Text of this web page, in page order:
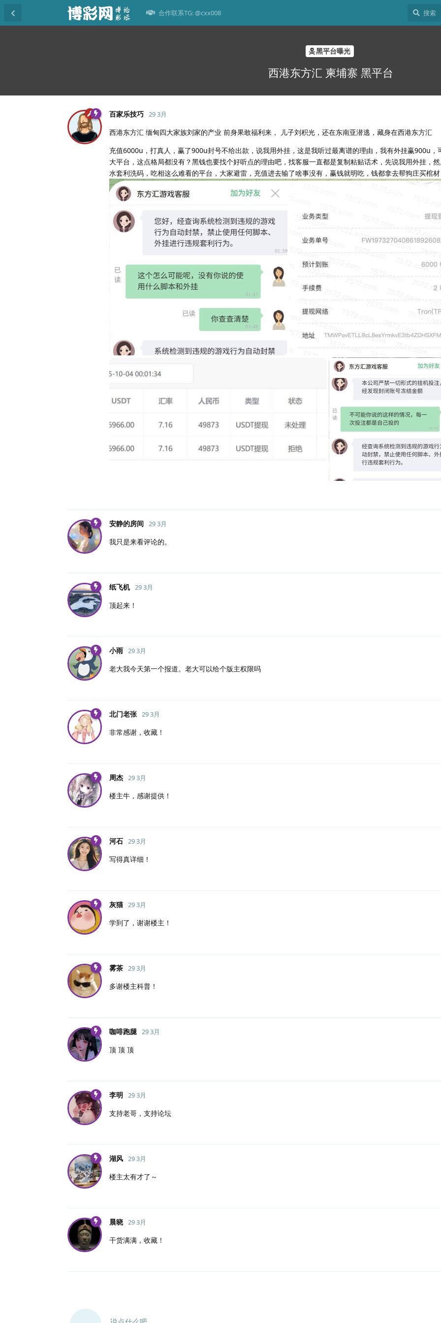
合作联系TG: @cxx008
黑平台曝光
西港东方汇 柬埔寨 黑平台
百家乐技巧 29 3月
西港东方汇 缅甸四大家族刘家的产业 前身果敢福利来， 儿子刘积光，还在东南亚潜逃，藏身在西港东方汇
充值6000u，打真人，赢了900u封号不给出款，说我用外挂，这是我听过最离谱的理由，我有外挂赢900u，
大平台，这点格局都没有？黑钱也要找个好听点的理由吧，找客服一直都是复制粘贴话术，先说我用外挂，
水套利洗码，吃相这么难看的平台，大家避雷，充值进去输了啥事没有，赢钱就明吃，钱都拿去帮狗庄买棺材
安静的房间 29 3月
我只是来看评论的。
纸飞机 29 3月
顶起来！
小雨 29 3月
老大我今天第一个报道。老大可以给个版主权限吗
北门老张 29 3月
非常感谢，收藏！
周杰 29 3月
楼主牛，感谢提供！
河石 29 3月
写得真详细！
灰猫 29 3月
学到了，谢谢楼主！
雾茶 29 3月
多谢楼主科普！
咖啡跑腿 29 3月
顶 顶 顶
李明 29 3月
支持老哥，支持论坛
湖风 29 3月
楼主太有才了～
晨晓 29 3月
干货满满，收藏！